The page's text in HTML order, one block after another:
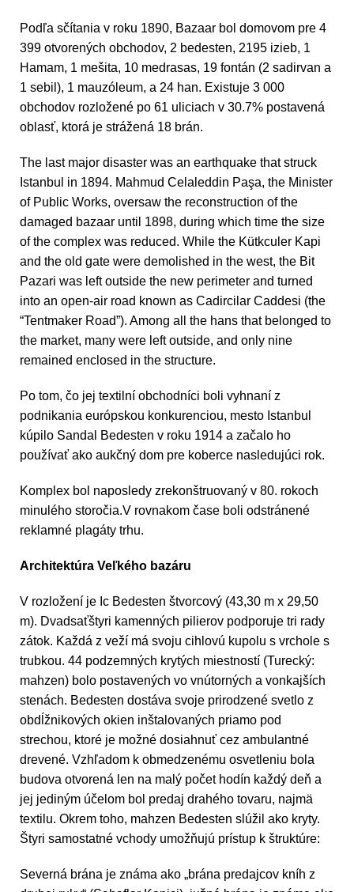
Podľa sčítania v roku 1890, Bazaar bol domovom pre 4
399 otvorených obchodov, 2 bedesten, 2195 izieb, 1
Hamam, 1 mešita, 10 medrasas, 19 fontán (2 sadirvan a
1 sebil), 1 mauzóleum, a 24 han. Existuje 3 000
obchodov rozložené po 61 uliciach v 30.7% postavená
oblasť, ktorá je strážená 18 brán.
The last major disaster was an earthquake that struck
Istanbul in 1894. Mahmud Celaleddin Paşa, the Minister
of Public Works, oversaw the reconstruction of the
damaged bazaar until 1898, during which time the size
of the complex was reduced. While the Kütkculer Kapi
and the old gate were demolished in the west, the Bit
Pazari was left outside the new perimeter and turned
into an open-air road known as Cadircilar Caddesi (the
“Tentmaker Road”). Among all the hans that belonged to
the market, many were left outside, and only nine
remained enclosed in the structure.
Po tom, čo jej textilní obchodníci boli vyhnaní z
podnikania európskou konkurenciou, mesto Istanbul
kúpilo Sandal Bedesten v roku 1914 a začalo ho
používať ako aukčný dom pre koberce nasledujúci rok.
Komplex bol naposledy zrekonštruovaný v 80. rokoch
minulého storočia.V rovnakom čase boli odstránené
reklamné plagáty trhu.
Architektúra Veľkého bazáru
V rozložení je Ic Bedesten štvorcový (43,30 m x 29,50
m). Dvadsaťštyri kamenných pilierov podporuje tri rady
zátok. Každá z veží má svoju cihlovú kupolu s vrchole s
trubkou. 44 podzemných krytých miestností (Turecký:
mahzen) bolo postavených vo vnútorných a vonkajších
stenách. Bedesten dostáva svoje prirodzené svetlo z
obdĺžnikových okien inštalovaných priamo pod
strechou, ktoré je možné dosiahnuť cez ambulantné
drevené. Vzhľadom k obmedzenému osvetleniu bola
budova otvorená len na malý počet hodín každý deň a
jej jediným účelom bol predaj drahého tovaru, najmä
textilu. Okrem toho, mahzen Bedesten slúžil ako kryty.
Štyri samostatné vchody umožňujú prístup k štruktúre:
Severná brána je známa ako „brána predajcov kníh z